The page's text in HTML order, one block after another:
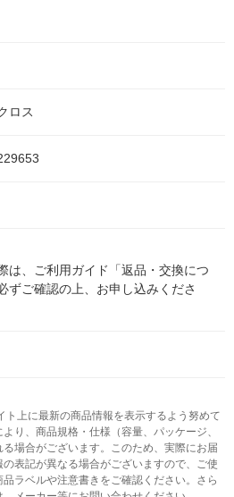
ロス
は、ご利用ガイド「返品・交換につ
ずご確認の上、お申し込みくださ
ト上に最新の商品情報を表示するよう努めて
り、商品規格・仕様（容量、パッケージ、
場合がございます。このため、実際にお届
表記が異なる場合がございますので、ご使
ラベルや注意書きをご確認ください。さら